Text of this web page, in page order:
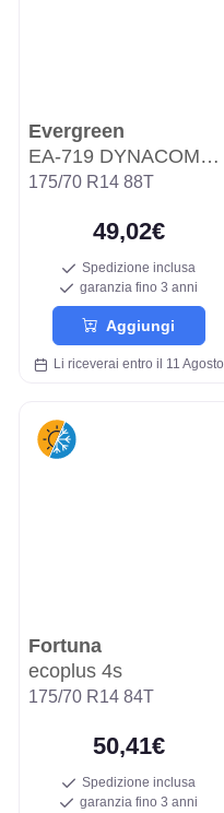
Evergreen
EA-719 DYNACOMFORT
175/70 R14 88T
49,02€
Spedizione inclusa
garanzia fino 3 anni
Aggiungi
Li riceverai entro il 11 Agosto
Fortuna
ecoplus 4s
175/70 R14 84T
50,41€
Spedizione inclusa
garanzia fino 3 anni